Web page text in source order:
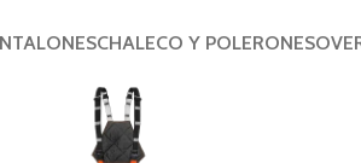
CHALECO Y POLERONES